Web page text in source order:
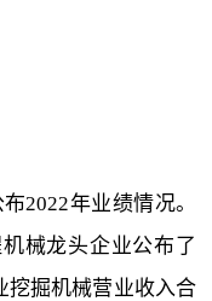
2022年业绩情况。
械龙头企业公布了
挖掘机械营业收入合